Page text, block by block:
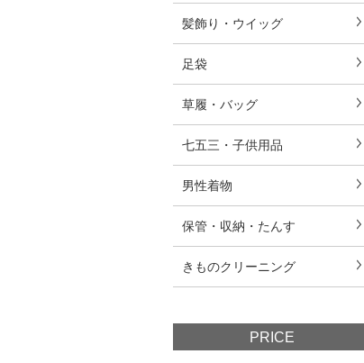
髪飾り・ウイッグ
足袋
草履・バッグ
七五三・子供用品
男性着物
保管・収納・たんす
きものクリーニング
PRICE